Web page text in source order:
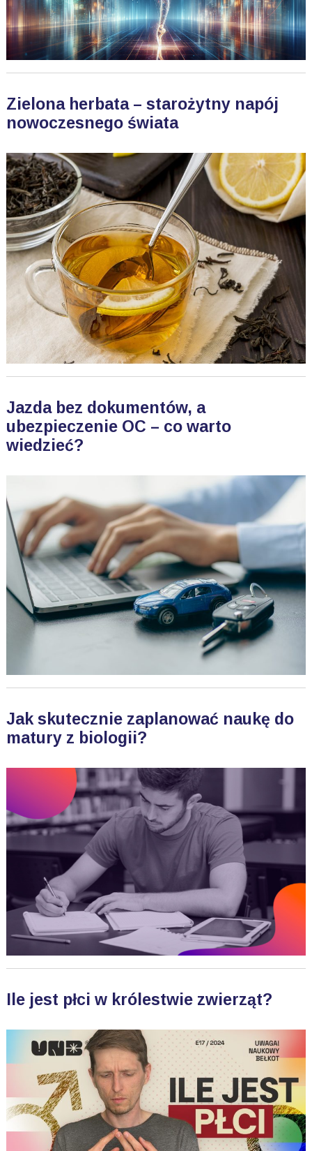
Zielona herbata – starożytny napój
nowoczesnego świata
Jazda bez dokumentów, a
ubezpieczenie OC – co warto
wiedzieć?
Jak skutecznie zaplanować naukę do
matury z biologii?
Ile jest płci w królestwie zwierząt?